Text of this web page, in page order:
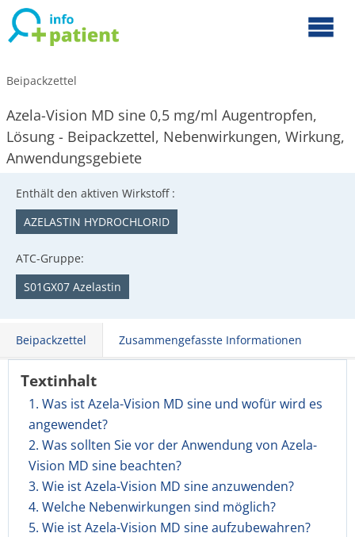
Beipackzettel
Azela-Vision MD sine 0,5 mg/ml Augentropfen,
Lösung - Beipackzettel, Nebenwirkungen, Wirkung,
Anwendungsgebiete
Enthält den aktiven Wirkstoff :
AZELASTIN HYDROCHLORID
ATC-Gruppe:
S01GX07 Azelastin
Beipackzettel Zusammengefasste Informationen
Textinhalt
1. Was ist Azela-Vision MD sine und wofür wird es
angewendet?
2. Was sollten Sie vor der Anwendung von Azela-
Vision MD sine beachten?
3. Wie ist Azela-Vision MD sine anzuwenden?
4. Welche Nebenwirkungen sind möglich?
5. Wie ist Azela-Vision MD sine aufzubewahren?